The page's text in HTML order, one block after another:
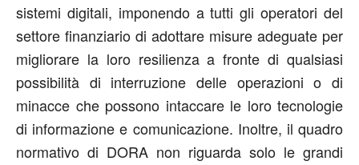
sistemi digitali, imponendo a tutti gli operatori del
settore finanziario di adottare misure adeguate per
migliorare la loro resilienza a fronte di qualsiasi
possibilità di interruzione delle operazioni o di
minacce che possono intaccare le loro tecnologie
di informazione e comunicazione. Inoltre, il quadro
normativo di DORA non riguarda solo le grandi